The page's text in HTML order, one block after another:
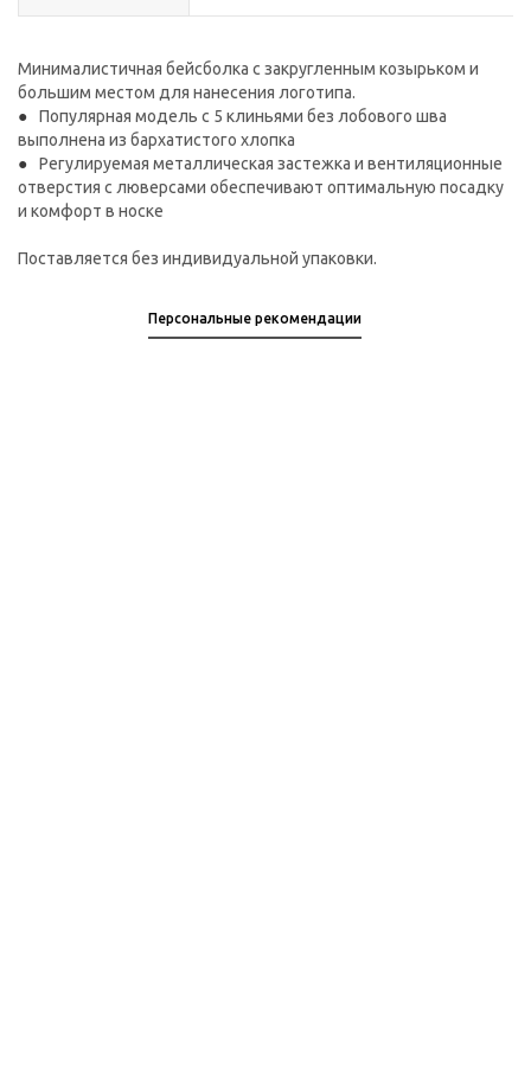
Минималистичная бейсболка с закругленным козырьком и
большим местом для нанесения логотипа.
Популярная модель с 5 клиньями без лобового шва
выполнена из бархатистого хлопка
Регулируемая металлическая застежка и вентиляционные
отверстия с люверсами обеспечивают оптимальную посадку
и комфорт в носке
Поставляется без индивидуальной упаковки.
Персональные рекомендации